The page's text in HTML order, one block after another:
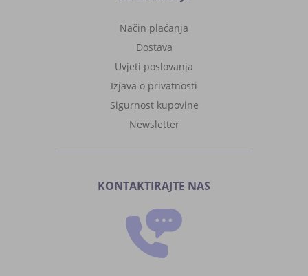
Način plaćanja
Dostava
Uvjeti poslovanja
Izjava o privatnosti
Sigurnost kupovine
Newsletter
KONTAKTIRAJTE NAS